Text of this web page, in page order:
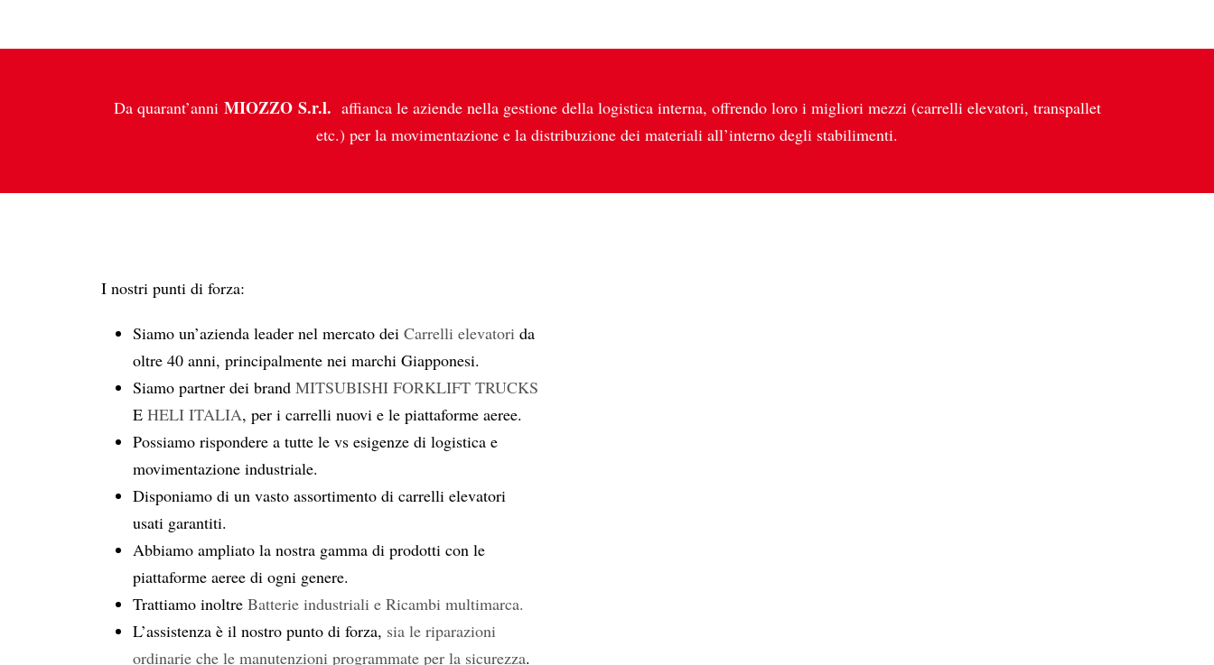
Da quarant’anni MIOZZO S.r.l. affianca le aziende nella gestione della logistica interna, offrendo loro i migliori mezzi (carrelli elevatori, transpallet
etc.) per la movimentazione e la distribuzione dei materiali all’interno degli stabilimenti.
I nostri punti di forza:
Siamo un’azienda leader nel mercato dei Carrelli elevatori da
oltre 40 anni, principalmente nei marchi Giapponesi.
Siamo partner dei brand MITSUBISHI FORKLIFT TRUCKS
E HELI ITALIA, per i carrelli nuovi e le piattaforme aeree.
Possiamo rispondere a tutte le vs esigenze di logistica e
movimentazione industriale.
Disponiamo di un vasto assortimento di carrelli elevatori
usati garantiti.
Abbiamo ampliato la nostra gamma di prodotti con le
piattaforme aeree di ogni genere.
Trattiamo inoltre Batterie industriali e Ricambi multimarca.
L’assistenza è il nostro punto di forza, sia le riparazioni
ordinarie che le manutenzioni programmate per la sicurezza.